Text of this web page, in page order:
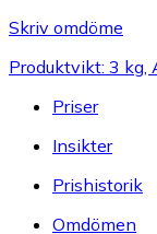
Skriv omdöme
Produktvikt: 3 kg,
Priser
Insikter
Prishistorik
Omdömen